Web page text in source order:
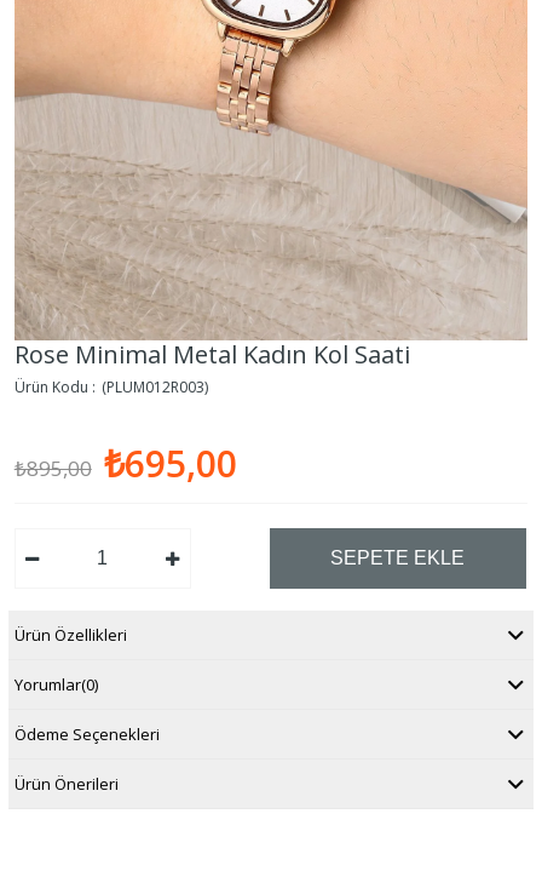
Rose Minimal Metal Kadın Kol Saati
(PLUM012R003)
₺895,00 ₺695,00
Ürün Özellikleri
Yorumlar(0)
Ödeme Seçenekleri
Ürün Önerileri